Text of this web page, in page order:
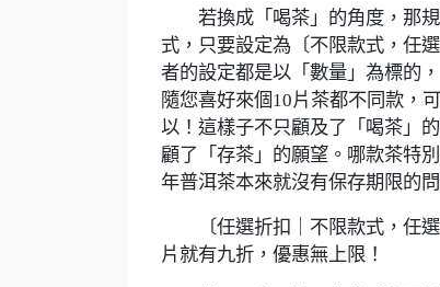
若換成「喝茶」的角度，那規
式，只要設定為〔不限款式，任
者的設定都是以「數量」為標的
隨您喜好來個10片茶都不同款，
以！這樣子不只顧及了「喝茶」
顧了「存茶」的願望。哪款茶特
年普洱茶本來就沒有保存期限的
〔任選折扣｜不限款式，任選
片就有九折，優惠無上限！